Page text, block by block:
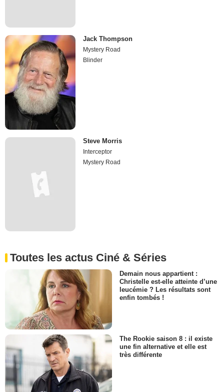
Jack Thompson
Mystery Road
Blinder
Steve Morris
Interceptor
Mystery Road
Toutes les actus Ciné & Séries
Demain nous appartient :
Christelle est-elle atteinte d’une
leucémie ? Les résultats sont
enfin tombés !
The Rookie saison 8 : il existe
une fin alternative et elle est
très différente